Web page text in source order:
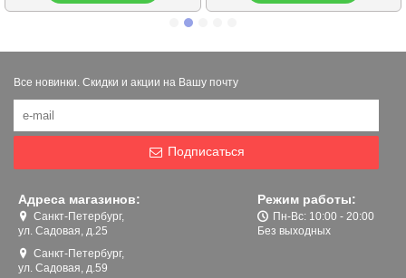
Все новинки. Скидки и акции на Вашу почту
Подписаться
Адреса магазинов:
Санкт-Петербург,
ул. Садовая, д.25
Санкт-Петербург,
ул. Садовая, д.59
Режим работы:
Пн-Вс: 10:00 - 20:00
Без выходных